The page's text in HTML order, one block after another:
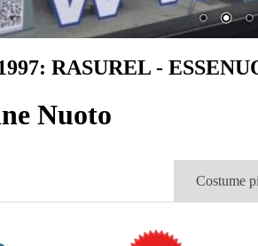
RASUREL -
Nuoto
Costume